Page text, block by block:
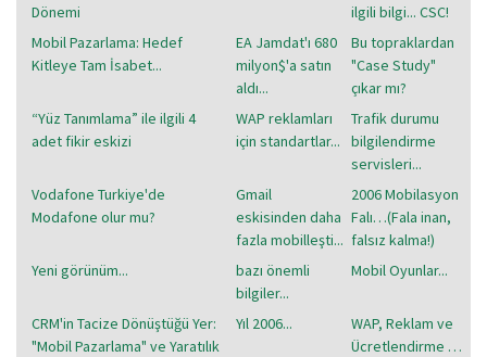
Dönemi
ilgili bilgi... CSC!
Mobil Pazarlama: Hedef
Kitleye Tam İsabet...
EA Jamdat'ı 680
milyon$'a satın
aldı...
Bu topraklardan
"Case Study"
çıkar mı?
“Yüz Tanımlama” ile ilgili 4
adet fikir eskizi
WAP reklamları
için standartlar...
Trafik durumu
bilgilendirme
servisleri...
Vodafone Turkiye'de
Modafone olur mu?
Gmail
eskisinden daha
fazla mobilleşti...
2006 Mobilasyon
Falı…(Fala inan,
falsız kalma!)
Yeni görünüm...
bazı önemli
bilgiler...
Mobil Oyunlar...
CRM'in Tacize Dönüştüğü Yer:
"Mobil Pazarlama" ve Yaratılık
Yıl 2006...
WAP, Reklam ve
Ücretlendirme …